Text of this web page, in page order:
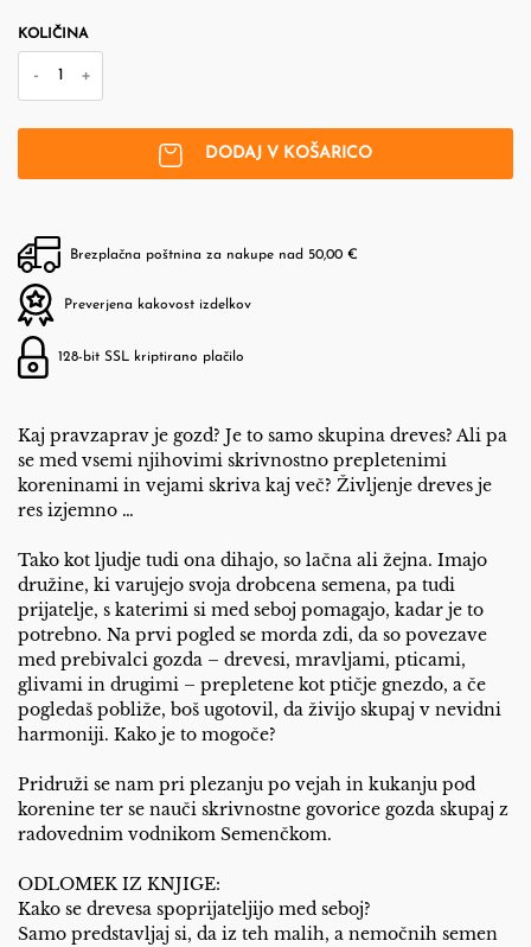
KOLIČINA
- +
DODAJ V KOŠARICO
Brezplačna poštnina za nakupe nad 50,00 €
Preverjena kakovost izdelkov
128-bit SSL kriptirano plačilo
Kaj pravzaprav je gozd? Je to samo skupina dreves? Ali pa
se med vsemi njihovimi skrivnostno prepletenimi
koreninami in vejami skriva kaj več? Življenje dreves je
res izjemno …
Tako kot ljudje tudi ona dihajo, so lačna ali žejna. Imajo
družine, ki varujejo svoja drobcena semena, pa tudi
prijatelje, s katerimi si med seboj pomagajo, kadar je to
potrebno. Na prvi pogled se morda zdi, da so povezave
med prebivalci gozda – drevesi, mravljami, pticami,
glivami in drugimi – prepletene kot ptičje gnezdo, a če
pogledaš pobliže, boš ugotovil, da živijo skupaj v nevidni
harmoniji. Kako je to mogoče?
Pridruži se nam pri plezanju po vejah in kukanju pod
korenine ter se nauči skrivnostne govorice gozda skupaj z
radovednim vodnikom Semenčkom.
ODLOMEK IZ KNJIGE:
Kako se drevesa spoprijateljijo med seboj?
Samo predstavljaj si, da iz teh malih, a nemočnih semen